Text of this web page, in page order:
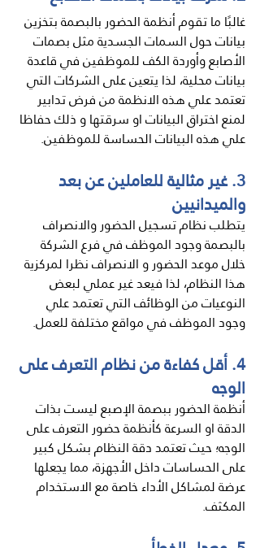
غالبًا ما تقوم أنظمة الحضور بالبصمة بتخزين
بيانات حول السمات الجسدية مثل بصمات
الأصابع وأوردة الكف للموظفين في قاعدة
بيانات محلية، لذا يتعين على الشركات التي
تعتمد علي هذه الانظمة من فرض تدابير
لمنع اختراق البيانات او سرقتها و ذلك حفاظا
علي هذه البيانات الحساسة للموظفين.
3. غير مثالية للعاملين عن بعد
والميدانيين
يتطلب نظام تسجيل الحضور والانصراف
بالبصمة وجود الموظف في فرع الشركة
خلال موعد الحضور و الانصراف نظرا لمركزية
هذا النظام، لذا فيعد غير عملي لبعض
النوعيات من الوظائف التي تعتمد علي
وجود الموظف في مواقع مختلفة للعمل.
4. أقل كفاءة من نظام التعرف على
الوجه
أنظمة الحضور ببصمة الإصبع ليست بذات
الدقة او السرعة كأنظمة حضور التعرف على
الوجه؛ حيث تعتمد دقة النظام بشكل كبير
على الحساسات داخل الأجهزة، مما يجعلها
عرضة لمشاكل الأداء خاصة مع الاستخدام
المكثف.